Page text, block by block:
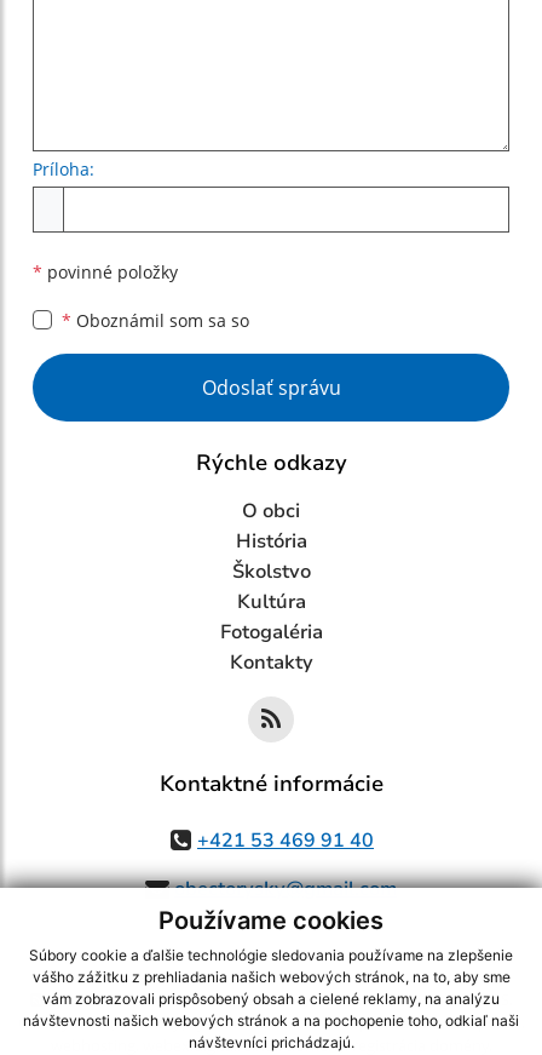
Používame cookies
Súbory cookie a ďalšie technológie sledovania používame na zlepšenie
vášho zážitku z prehliadania našich webových stránok, na to, aby sme
vám zobrazovali prispôsobený obsah a cielené reklamy, na analýzu
návštevnosti našich webových stránok a na pochopenie toho, odkiaľ naši
návštevníci prichádzajú.
Príloha:
* povinné položky
* Oboznámil som sa so
Google reCaptcha Response
Odoslať správu
Rýchle odkazy
O obci
História
Školstvo
Kultúra
Fotogaléria
Kontakty
Kontaktné informácie
+421 53 469 91 40
obectorysky@gmail.com
využite možnosť získavania aktuálnych informácií s využitím RSS
CMS systém (redakčný) systém ECHELON 2,Mapa stránok,web portál
webex.digital, s.r.o.,domény,registrácia domény